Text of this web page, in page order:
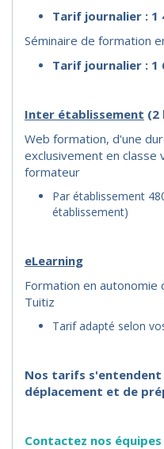
Tarif journalier : 1
Séminaire de formation
Tarif journalier : 1
Inter établissement (2
Web formation, d'une
exclusivement en classe
formateur
Par établissement
établissement)
eLearning
Formation en
Tuitiz
Tarif adapté selon
Nos tarifs s'entendent
déplacement et de
Contactez nos équipes